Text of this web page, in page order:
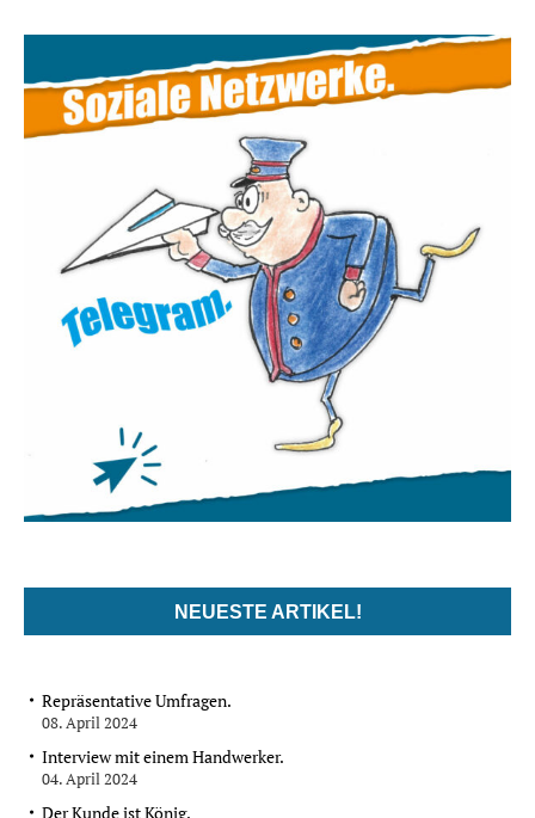
NEUESTE ARTIKEL!
Repräsentative Umfragen.
08. April 2024
Interview mit einem Handwerker.
04. April 2024
Der Kunde ist König.